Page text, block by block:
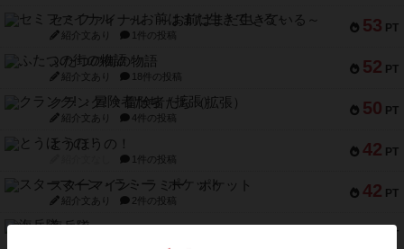
53 PT
セミファイナル ～お前はまだ生きている～
紹介文あり 1件の投稿
52 PT
ふたつの街の物語
紹介文あり 18件の投稿
50 PT
クランク! ：冒険者たち（拡張）
紹介文あり 4件の投稿
42 PT
とうほうの！
1件の投稿
42 PT
スターマイン・ラミー ポケット
紹介文あり 2件の投稿
PT
海兵隊